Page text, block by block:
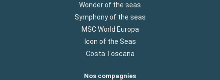
Wonder of the seas
Symphony of the seas
MSC World Europa
Icon of the Seas
Costa Toscana
Nos compagnies